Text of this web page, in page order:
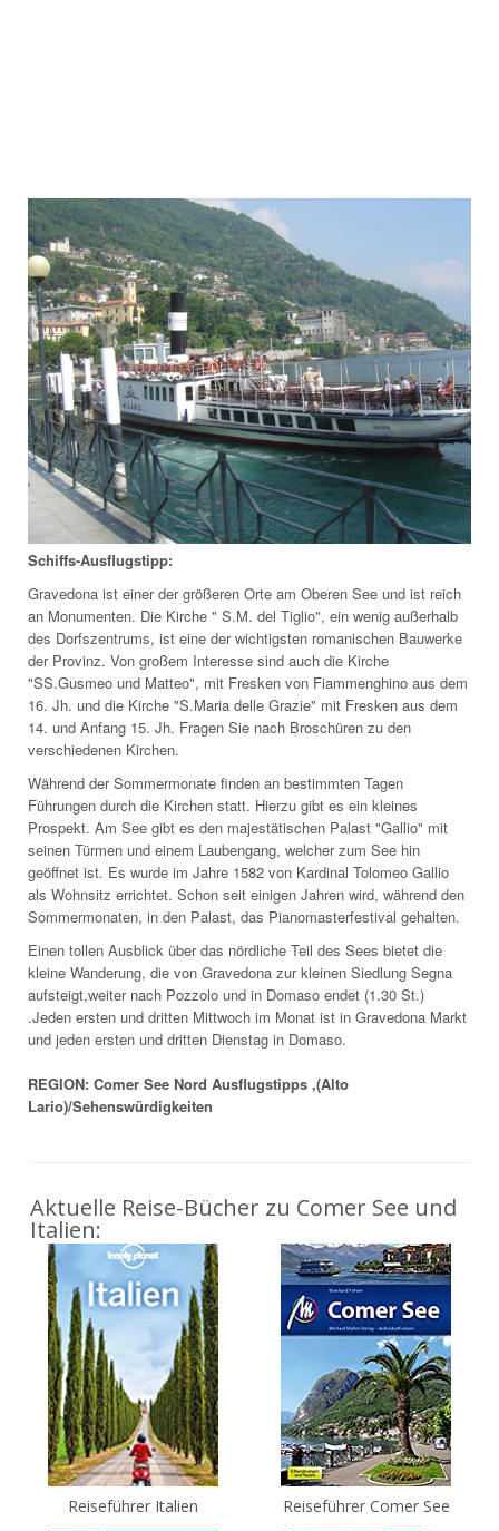
Schiffs-Ausflugstipp:
Gravedona ist einer der größeren Orte am Oberen See und ist reich
an Monumenten. Die Kirche " S.M. del Tiglio", ein wenig außerhalb
des Dorfszentrums, ist eine der wichtigsten romanischen Bauwerke
der Provinz. Von großem Interesse sind auch die Kirche
"SS.Gusmeo und Matteo", mit Fresken von Fiammenghino aus dem
16. Jh. und die Kirche "S.Maria delle Grazie" mit Fresken aus dem
14. und Anfang 15. Jh. Fragen Sie nach Broschüren zu den
verschiedenen Kirchen.
Während der Sommermonate finden an bestimmten Tagen
Führungen durch die Kirchen statt. Hierzu gibt es ein kleines
Prospekt. Am See gibt es den majestätischen Palast "Gallio" mit
seinen Türmen und einem Laubengang, welcher zum See hin
geöffnet ist. Es wurde im Jahre 1582 von Kardinal Tolomeo Gallio
als Wohnsitz errichtet. Schon seit einigen Jahren wird, während den
Sommermonaten, in den Palast, das Pianomasterfestival gehalten.
Einen tollen Ausblick über das nördliche Teil des Sees bietet die
kleine Wanderung, die von Gravedona zur kleinen Siedlung Segna
aufsteigt,weiter nach Pozzolo und in Domaso endet (1.30 St.)
.Jeden ersten und dritten Mittwoch im Monat ist in Gravedona Markt
und jeden ersten und dritten Dienstag in Domaso.
REGION: Comer See Nord Ausflugstipps ,(Alto
Lario)/Sehenswürdigkeiten
Aktuelle Reise-Bücher zu Comer See und
Italien:
Reiseführer Italien Reiseführer Comer See